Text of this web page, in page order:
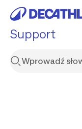
Support